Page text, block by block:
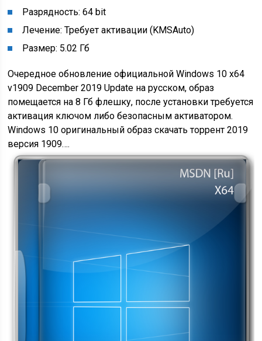
Разрядность: 64 bit
Лечение: Требует активации (KMSAuto)
Размер: 5.02 Гб
Очередное обновление официальной Windows 10 x64
v1909 December 2019 Update на русском, образ
помещается на 8 Гб флешку, после установки требуется
активация ключом либо безопасным активатором.
Windows 10 оригинальный образ скачать торрент 2019
версия 1909….